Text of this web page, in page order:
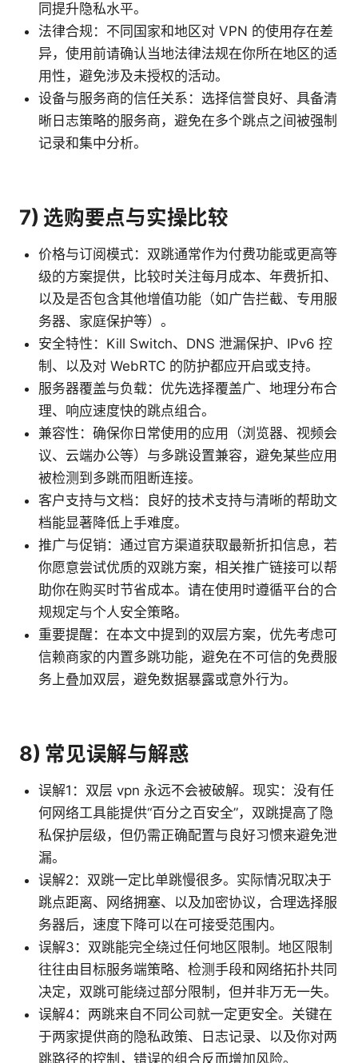
同提升隐私水平。
法律合规：不同国家和地区对 VPN 的使用存在差
异，使用前请确认当地法律法规在你所在地区的适
用性，避免涉及未授权的活动。
设备与服务商的信任关系：选择信誉良好、具备清
晰日志策略的服务商，避免在多个跳点之间被强制
记录和集中分析。
7) 选购要点与实操比较
价格与订阅模式：双跳通常作为付费功能或更高等
级的方案提供，比较时关注每月成本、年费折扣、
以及是否包含其他增值功能（如广告拦截、专用服
务器、家庭保护等）。
安全特性：Kill Switch、DNS 泄漏保护、IPv6 控
制、以及对 WebRTC 的防护都应开启或支持。
服务器覆盖与负载：优先选择覆盖广、地理分布合
理、响应速度快的跳点组合。
兼容性：确保你日常使用的应用（浏览器、视频会
议、云端办公等）与多跳设置兼容，避免某些应用
被检测到多跳而阻断连接。
客户支持与文档：良好的技术支持与清晰的帮助文
档能显著降低上手难度。
推广与促销：通过官方渠道获取最新折扣信息，若
你愿意尝试优质的双跳方案，相关推广链接可以帮
助你在购买时节省成本。请在使用时遵循平台的合
规规定与个人安全策略。
重要提醒：在本文中提到的双层方案，优先考虑可
信赖商家的内置多跳功能，避免在不可信的免费服
务上叠加双层，避免数据暴露或意外行为。
8) 常见误解与解惑
误解1：双层 vpn 永远不会被破解。现实：没有任
何网络工具能提供“百分之百安全”，双跳提高了隐
私保护层级，但仍需正确配置与良好习惯来避免泄
漏。
误解2：双跳一定比单跳慢很多。实际情况取决于
跳点距离、网络拥塞、以及加密协议，合理选择服
务器后，速度下降可以在可接受范围内。
误解3：双跳能完全绕过任何地区限制。地区限制
往往由目标服务端策略、检测手段和网络拓扑共同
决定，双跳可能绕过部分限制，但并非万无一失。
误解4：两跳来自不同公司就一定更安全。关键在
于两家提供商的隐私政策、日志记录、以及你对两
跳路径的控制，错误的组合反而增加风险。